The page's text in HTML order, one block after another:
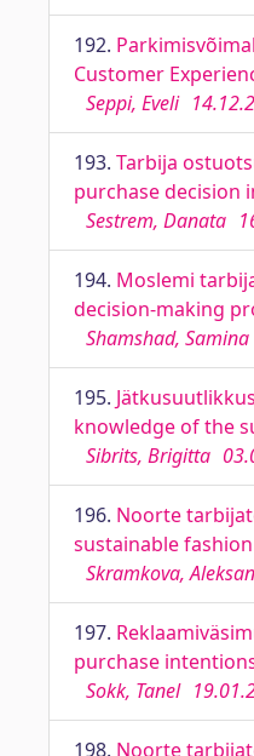
192.
Customer
Seppi, Eveli
193. Tarbija
purchase decision
Sestrem, Danata
194. Moslemi
decision-making
Shamshad, Samina
195.
knowledge of the
Sibrits, Brigitta
196. Noorte
sustainable
Skramkova,
197.
purchase
Sokk, Tanel
198. Noorte